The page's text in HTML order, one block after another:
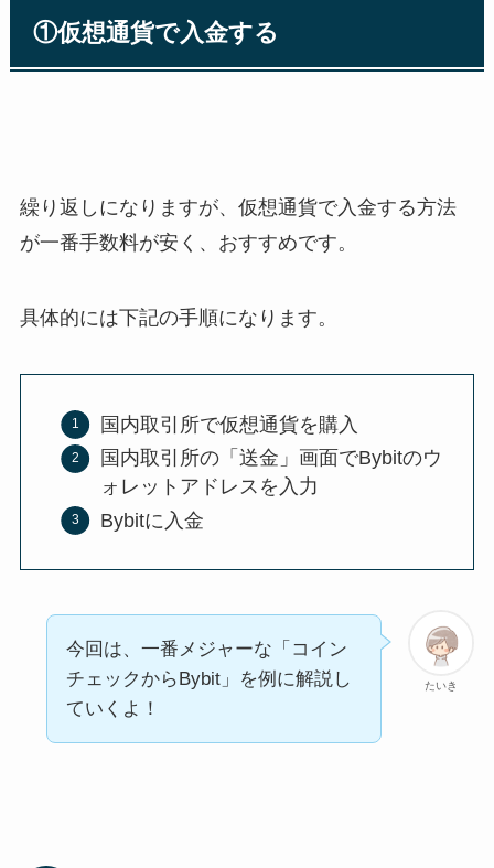
①仮想通貨で入金する
繰り返しになりますが、仮想通貨で入金する方法
が一番手数料が安く、おすすめです。
具体的には下記の手順になります。
国内取引所で仮想通貨を購入
国内取引所の「送金」画面でBybitのウ
ォレットアドレスを入力
Bybitに入金
たいき
今回は、一番メジャーな「コイン
チェックからBybit」を例に解説し
ていくよ！